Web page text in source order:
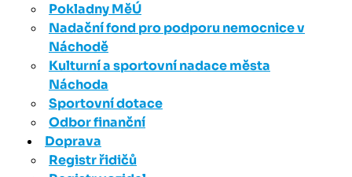
Pokladny MěÚ
Nadační fond pro podporu nemocnice v
Náchodě
Kulturní a sportovní nadace města
Náchoda
Sportovní dotace
Odbor finanční
Doprava
Registr řidičů